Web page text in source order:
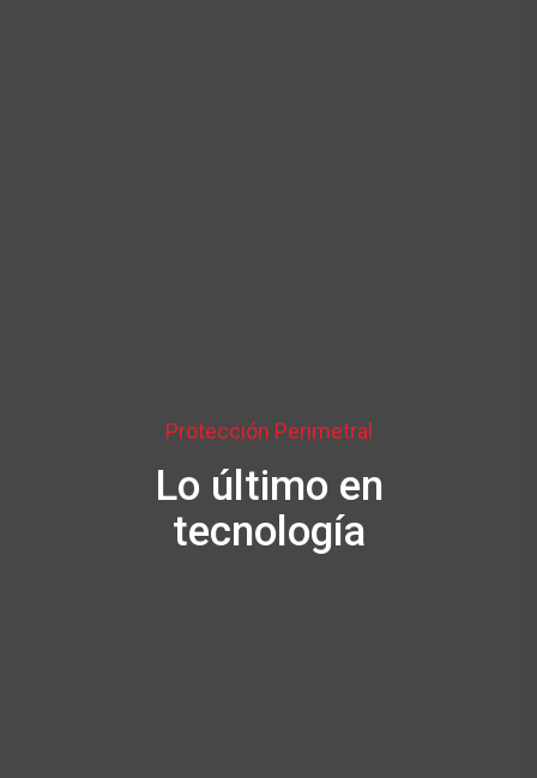
Protección Perimetral
Lo último en
tecnología